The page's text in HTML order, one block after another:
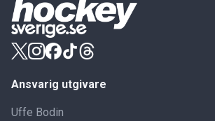
Ansvarig utgivare
Uffe Bodin